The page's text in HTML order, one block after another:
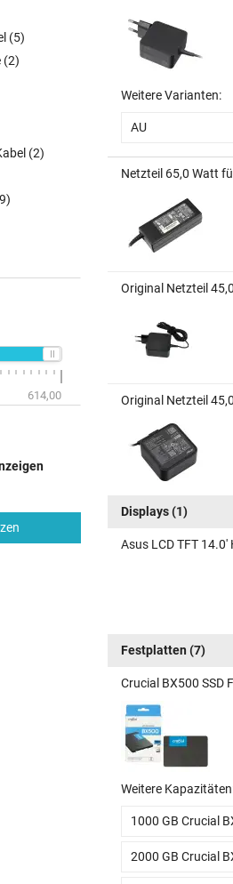
(5)
(2)
(2)
614,00
Weitere Varianten:
AU
Netzteil 65,0 Watt
Original Netzteil
Original Netzteil
Displays(1)
Asus LCD TFT 14.0'
Festplatten (7)
Crucial BX500 SSD
Weitere
1000 GB Crucial
2000 GB Crucial